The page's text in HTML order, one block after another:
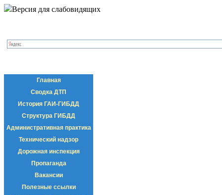
Версия для слабовидящих
Главная
Сводка ДТП
История ГАИ-ГИБДД
Структура ГИБДД
Административная практика
Технический надзор
Дорожная инспекция
Пропаганда
Вакансии
Полезные ссылки